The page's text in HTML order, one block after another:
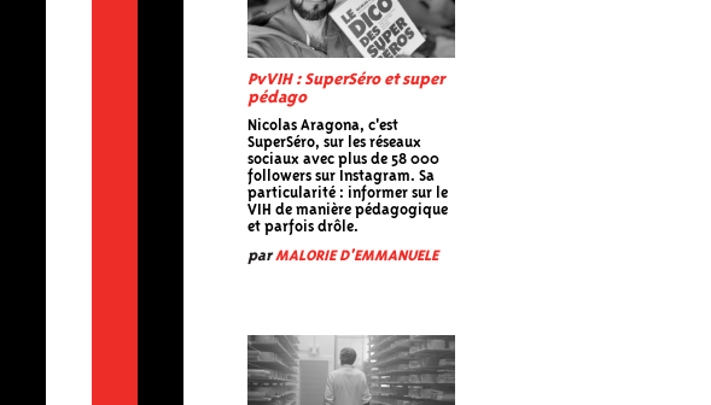
PvVIH : SuperSéro et super
pédago
Nicolas Aragona, c'est
SuperSéro, sur les réseaux
sociaux avec plus de 58 000
followers sur Instagram. Sa
particularité : informer sur le
VIH de manière pédagogique
et parfois drôle.
parMALORIE D'EMMANUELE